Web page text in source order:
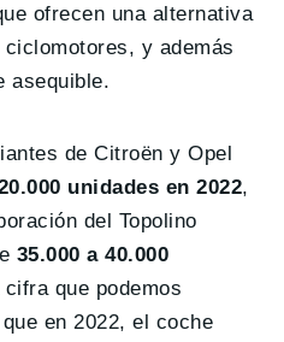
ofrecen una alternativa
y además
asequible.
de Citroën y Opel
unidades en 2022,
del Topolino
35.000 a 40.000
cifra que podemos
en 2022, el coche